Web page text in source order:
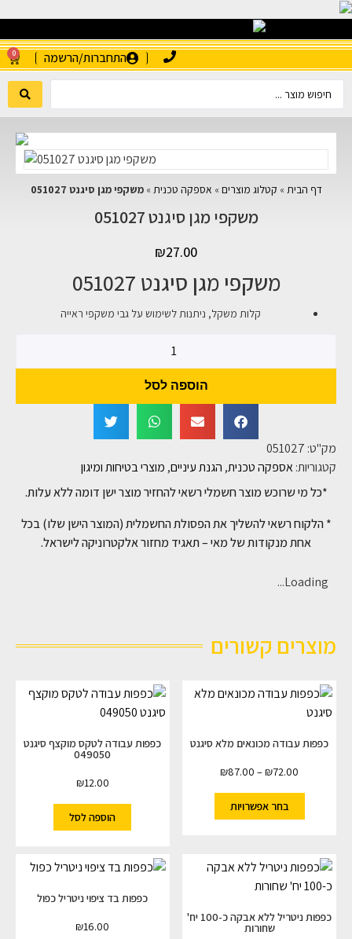
התחברות/הרשמה 0
דף הבית » קטלוג מוצרים » אספקה טכנית »משקפי מגן סיגנט 051027
משקפי מגן סיגנט 051027
₪27.00
משקפי מגן סיגנט 051027
קלות משקל, ניתנות לשימוש על גבי משקפי ראייה
הוספה לסל
מק"ט: 051027
קטגוריות:אספקה טכנית, הגנת עיניים, מוצרי בטיחות ומיגון
*כל מי שרוכש מוצר חשמלי רשאי להחזיר מוצר ישן דומה ללא עלות.
* הלקוח רשאי להשליך את הפסולת החשמלית (המוצר הישן שלו) בכל
אחת מנקודות של מאי – תאגיד מחזור אלקטרוניקה לישראל.
Loading...
מוצרים קשורים
כפפות עבודה מכונאים מלא סיגנט
₪72.00
–
₪87.00
בחר אפשרויות
כפפות עבודה לטקס מוקצף סיגנט
049050
₪12.00
הוספה לסל
כפפות ניטריל ללא אבקה כ-100 יח'
שחורות
כפפות בד ציפוי ניטריל כפול
₪16.00